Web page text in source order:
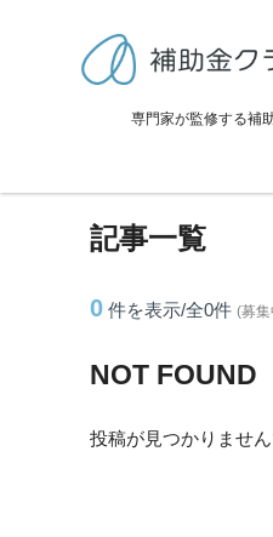
専門家が監修する補
>補助金・助成金詳細
東温市に関
記事一覧
0 件を表示/全0件 (募
NOT FOUND
投稿が見つかりません